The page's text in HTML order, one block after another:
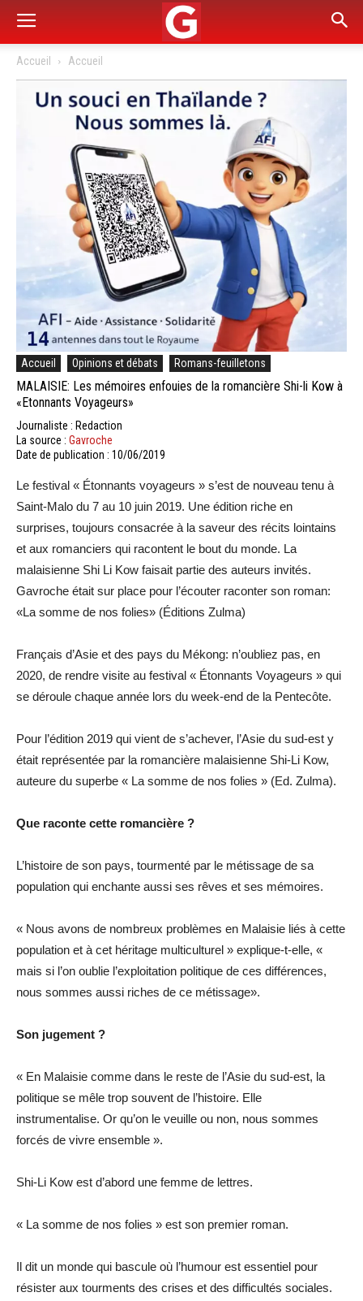
Accueil Accueil
Accueil Opinions et débats Romans-feuilletons
MALAISIE: Les mémoires enfouies de la romancière Shi-li Kow à
«Etonnants Voyageurs»
Journaliste : Redaction
La source : Gavroche
Date de publication : 10/06/2019
Le festival « Étonnants voyageurs » s’est de nouveau tenu à
Saint-Malo du 7 au 10 juin 2019. Une édition riche en
surprises, toujours consacrée à la saveur des récits lointains
et aux romanciers qui racontent le bout du monde. La
malaisienne Shi Li Kow faisait partie des auteurs invités.
Gavroche était sur place pour l’écouter raconter son roman:
«La somme de nos folies» (Éditions Zulma)
Français d’Asie et des pays du Mékong: n’oubliez pas, en
2020, de rendre visite au festival « Étonnants Voyageurs » qui
se déroule chaque année lors du week-end de la Pentecôte.
Pour l’édition 2019 qui vient de s’achever, l’Asie du sud-est y
était représentée par la romancière malaisienne Shi-Li Kow,
auteure du superbe « La somme de nos folies » (Ed. Zulma).
Que raconte cette romancière ?
L’histoire de son pays, tourmenté par le métissage de sa
population qui enchante aussi ses rêves et ses mémoires.
« Nous avons de nombreux problèmes en Malaisie liés à cette
population et à cet héritage multiculturel » explique-t-elle, «
mais si l’on oublie l’exploitation politique de ces différences,
nous sommes aussi riches de ce métissage».
Son jugement ?
« En Malaisie comme dans le reste de l’Asie du sud-est, la
politique se mêle trop souvent de l’histoire. Elle
instrumentalise. Or qu’on le veuille ou non, nous sommes
forcés de vivre ensemble ».
Shi-Li Kow est d’abord une femme de lettres.
« La somme de nos folies » est son premier roman.
Il dit un monde qui bascule où l’humour est essentiel pour
résister aux tourments des crises et des difficultés sociales.